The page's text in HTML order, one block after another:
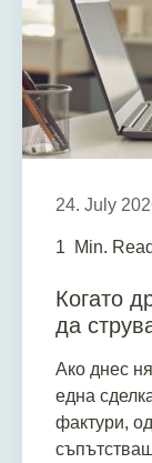
24. July
1 Min.
Когато
да
Ако днес
една
фактури,